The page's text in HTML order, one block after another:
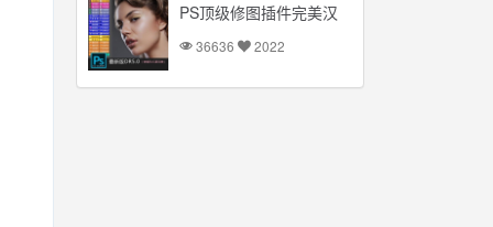
PS顶级修图插件完美汉
方便36636 2022